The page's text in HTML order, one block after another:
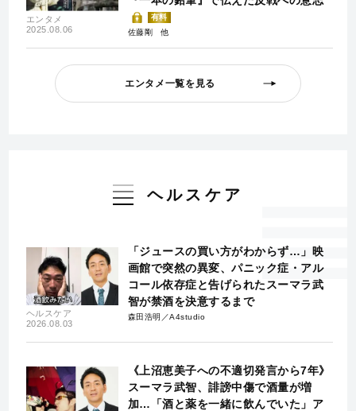
エンタメ
2025.08.06
有料
佐藤剛
エンタメ一覧を見る
ヘルスケア
ヘルスケア
2026.08.03
「ジュースの買い方がわからず…」映
画館で突然の異変、パニック症・アル
コール依存症と告げられたスーマラ武
智が禁酒を決意するまで
森田浩明／A4studio
《上沼恵美子への不適切発言から7年》
スーマラ武智、誹謗中傷で酒量が増
加…「酒と薬を一緒に飲んでいた」ア